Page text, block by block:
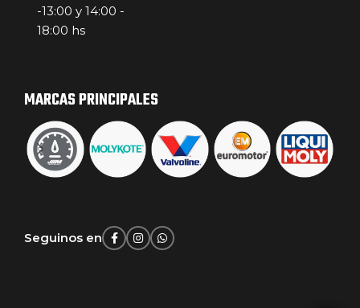
-13:00 y 14:00 -
18:00 hs
MARCAS PRINCIPALES
Seguinos en